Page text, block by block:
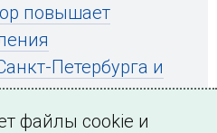
повышает
Петербурга и
файлы cookie и